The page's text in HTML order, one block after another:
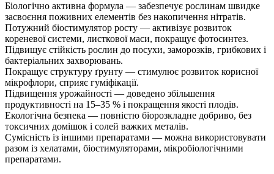
Біологічно активна формула — забезпечує рослинам швидке
засвоєння поживних елементів без накопичення нітратів.
Потужний біостимулятор росту — активізує розвиток
кореневої системи, листкової маси, покращує фотосинтез.
Підвищує стійкість рослин до посухи, заморозків, грибкових і
бактеріальних захворювань.
Покращує структуру ґрунту — стимулює розвиток корисної
мікрофлори, сприяє гуміфікації.
Підвищення урожайності — доведено збільшення
продуктивності на 15–35 % і покращення якості плодів.
Екологічна безпека — повністю біорозкладне добриво, без
токсичних домішок і солей важких металів.
Сумісність із іншими препаратами — можна використовувати
разом із хелатами, біостимуляторами, мікробіологічними
препаратами.